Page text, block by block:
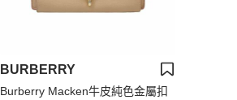
BURBERRY
Burberry Macken牛皮純色金屬扣